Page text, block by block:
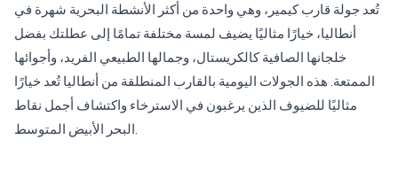
تُعد جولة قارب كيمير، وهي واحدة من أكثر الأنشطة البحرية شهرة في
أنطاليا، خيارًا مثاليًا يضيف لمسة مختلفة تمامًا إلى عطلتك بفضل
خلجانها الصافية كالكريستال، وجمالها الطبيعي الفريد، وأجوائها
الممتعة. هذه الجولات اليومية بالقارب المنطلقة من أنطاليا تُعد خيارًا
مثاليًا للضيوف الذين يرغبون في الاسترخاء واكتشاف أجمل نقاط
البحر الأبيض المتوسط.